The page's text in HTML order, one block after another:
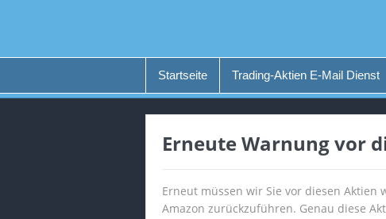
Startseite Trading-Aktien E-Mail Dienst
Erneute Warnung vor
Erneut müssen wir Sie vor diesen Aktien
Amazon zurückzuführen. Genau diese